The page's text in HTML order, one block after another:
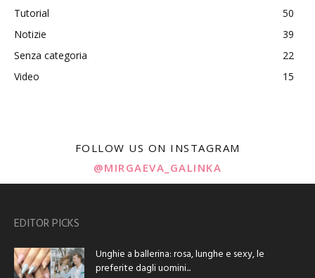
Tutorial
50
Notizie
39
Senza categoria
22
Video
15
FOLLOW US ON INSTAGRAM
@MIRGAEVA_GALINKA
EDITOR PICKS
Unghie a ballerina: rosa, lunghe e sexy, le
preferite dagli uomini...